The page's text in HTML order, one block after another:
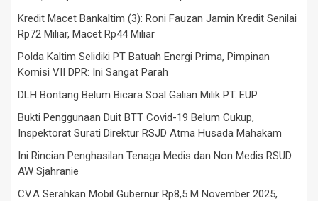
Kredit Macet Bankaltim (3): Roni Fauzan Jamin Kredit Senilai
Rp72 Miliar, Macet Rp44 Miliar
Polda Kaltim Selidiki PT Batuah Energi Prima, Pimpinan
Komisi VII DPR: Ini Sangat Parah
DLH Bontang Belum Bicara Soal Galian Milik PT. EUP
Bukti Penggunaan Duit BTT Covid-19 Belum Cukup,
Inspektorat Surati Direktur RSJD Atma Husada Mahakam
Ini Rincian Penghasilan Tenaga Medis dan Non Medis RSUD
AW Sjahranie
CV.A Serahkan Mobil Gubernur Rp8,5 M November 2025,